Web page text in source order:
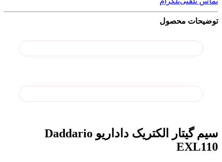
توضیحات محصول
سیم گیتار الکتریک داداریو Daddario
EXL110